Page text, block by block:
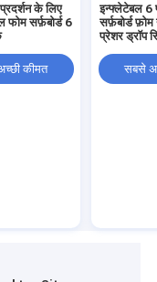
के लिए
फोम सर्फ़बोर्ड 6
कीमत
इन्फ्लेटेबल 6
सर्फ़बोर्ड
प्रेशर ड्रॉप
सबसे